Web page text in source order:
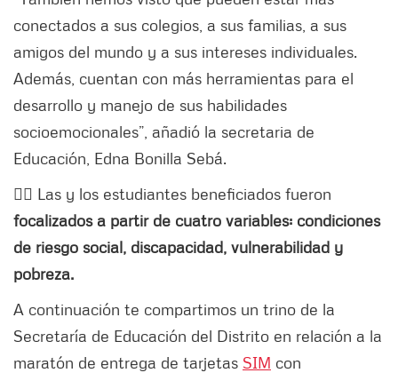
conectados a sus colegios, a sus familias, a sus
amigos del mundo y a sus intereses individuales.
Además, cuentan con más herramientas para el
desarrollo y manejo de sus habilidades
socioemocionales”, añadió la secretaria de
Educación, Edna Bonilla Sebá.
👉🏻 Las y los estudiantes beneficiados fueron
focalizados a partir de cuatro variables: condiciones
de riesgo social, discapacidad, vulnerabilidad y
pobreza.
A continuación te compartimos un trino de la
Secretaría de Educación del Distrito en relación a la
maratón de entrega de tarjetas SIM con